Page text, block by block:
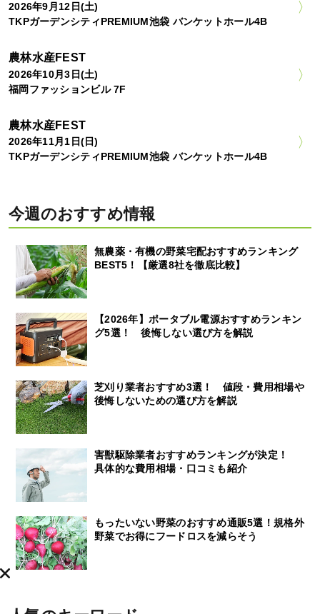
2026年9月12日(土)
TKPガーデンシティPREMIUM池袋 バンケットホール4B
農林水産FEST
2026年10月3日(土)
福岡ファッションビル 7F
農林水産FEST
2026年11月1日(日)
TKPガーデンシティPREMIUM池袋 バンケットホール4B
今週のおすすめ情報
無農薬・有機の野菜宅配おすすめランキング
BEST5！【厳選8社を徹底比較】
【2026年】ポータブル電源おすすめランキン
グ5選！ 後悔しない選び方を解説
芝刈り業者おすすめ3選！ 値段・費用相場や
後悔しないための選び方を解説
害獣駆除業者おすすめランキングが決定！
具体的な費用相場・口コミも紹介
もったいない野菜のおすすめ通販5選！規格外
野菜でお得にフードロスを減らそう